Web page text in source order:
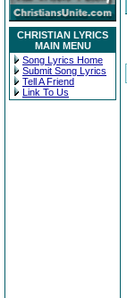
CHRISTIAN LYRICS
MAIN MENU
Song Lyrics Home
Submit Song Lyrics
Tell A Friend
Link To Us